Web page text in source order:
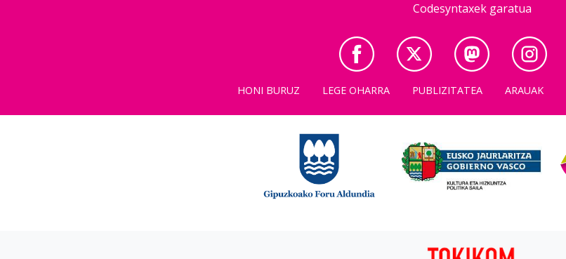
Codesyntaxek garatua
HONI BURUZ LEGE OHARRA PUBLIZITATEA ARAUAK